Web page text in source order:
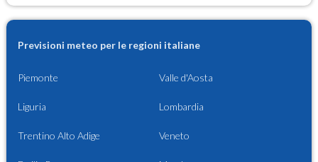
Previsioni meteo per le regioni italiane
Piemonte Valle d'Aosta
Liguria Lombardia
Trentino Alto Adige Veneto